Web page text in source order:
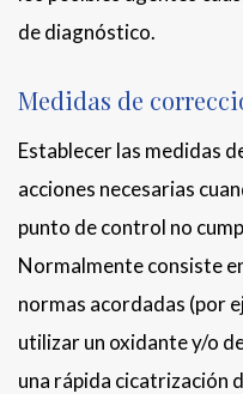
de diagnóstico.
Medidas de
Establecer las medidas
acciones necesarias
punto de control no
Normalmente consiste
normas acordadas (por
utilizar un oxidante y/o
una rápida cicatrización